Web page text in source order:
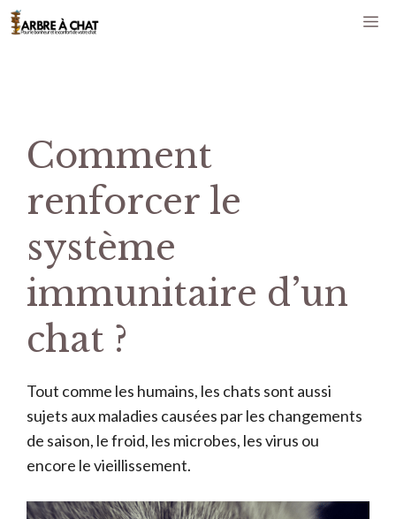
Aller
au
Comment
renforcer le
système
immunitaire d’un
chat ?
Tout comme les humains, les chats sont aussi
sujets aux maladies causées par les changements
de saison, le froid, les microbes, les virus ou
encore le vieillissement.